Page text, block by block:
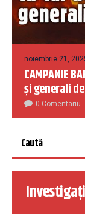
noiembrie 21,
CAMPANIE
și generali
0 Comentariu